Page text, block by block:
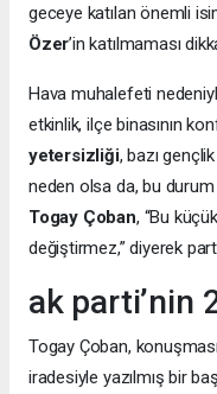
geceye katılan önemli
Özer’in katılmaması
Hava muhalefeti
etkinlik, ilçe binasının
yetersizliği, bazı
neden olsa da, bu
Togay Çoban, “Bu
değiştirmez,” diyerek
ak parti’nin
Togay Çoban,
iradesiyle yazılmış bir